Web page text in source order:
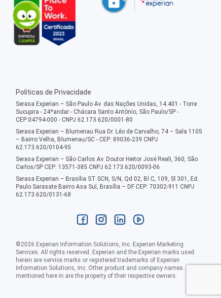
Políticas de Privacidade
Serasa Experian – São Paulo Av. das Nações Unidas, 14.401 - Torre
Sucupira - 24ºandar - Chácara Santo Antônio, São Paulo/SP -
CEP:04794-000 - CNPJ 62.173.620/0001-80
Serasa Experian – Blumenau Rua Dr. Léo de Carvalho, 74 – Sala 1105
– Bairro Velha, Blumenau/SC - CEP: 89036-239 CNPJ
62.173.620/0104-95
Serasa Experian – São Carlos Av. Doutor Heitor José Reali, 360, São
Carlos/SP CEP: 13571-385 CNPJ 62.173.620/0093-06
Serasa Experian – Brasília ST SCN, S/N, Qd 02, Bl C, 109, Sl 301, Ed.
Paulo Sarasate Bairro Asa Sul, Brasília – DF CEP: 70302-911 CNPJ
62.173.620/0131-68
©2026 Experian Information Solutions, Inc. Experian Marketing
Services. All rights reserved. Experian and the Experian marks used
herein are service marks or registered trademarks of Experian
Information Solutions, Inc. Other product and company names
mentioned here in are the property of their respective owners.